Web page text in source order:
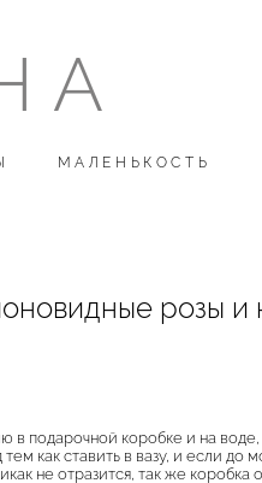
МАЛЕНЬКОСТЬ
МАЛЕНЬКОСТЬ
розы и
в подарочной коробке и на воде,
как ставить в вазу, и если до
не отразится, так же